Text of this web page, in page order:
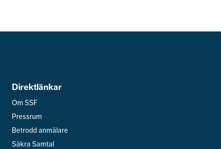
Direktlänkar
Om SSF
Pressrum
Betrodd anmälare
Säkra Samtal